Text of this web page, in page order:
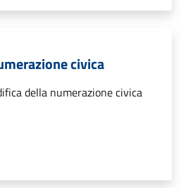
civica
della numerazione civica